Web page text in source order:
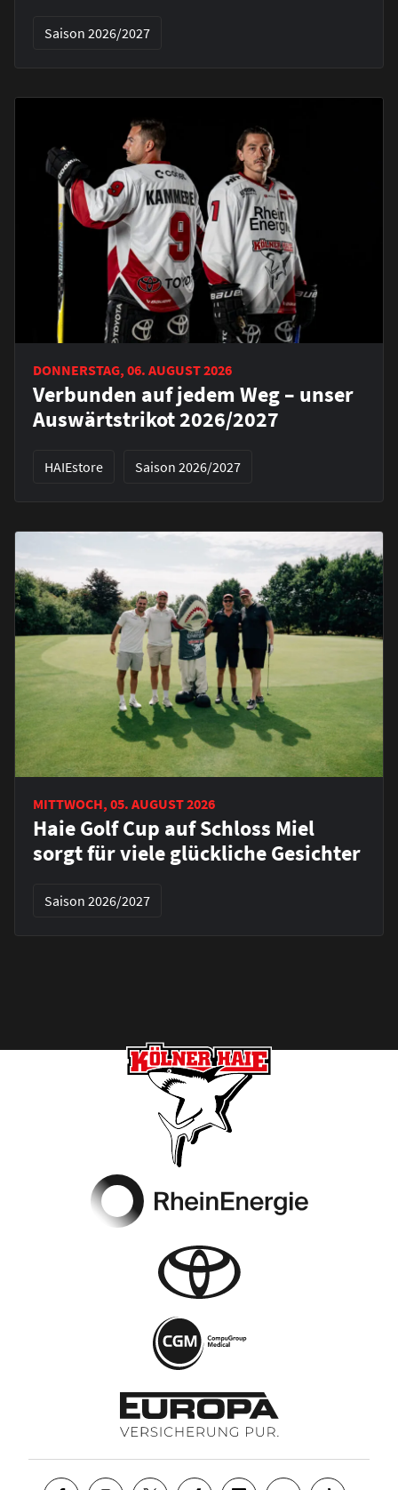
Saison 2026/2027
DONNERSTAG, 06. AUGUST 2026
Verbunden auf jedem Weg – unser
Auswärtstrikot 2026/2027
HAIEstore Saison 2026/2027
MITTWOCH, 05. AUGUST 2026
Haie Golf Cup auf Schloss Miel
sorgt für viele glückliche Gesichter
Saison 2026/2027